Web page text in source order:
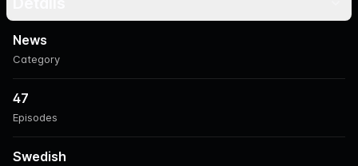
Category
News
Episodes
47
Swedish